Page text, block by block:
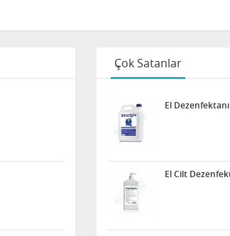
Çok Satanlar
El
El Cilt